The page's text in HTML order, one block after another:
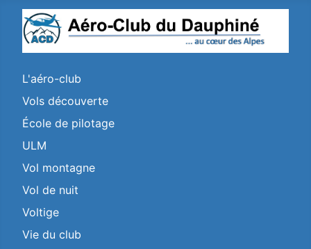
L'aéro-club
Vols découverte
École de pilotage
ULM
Vol montagne
Vol de nuit
Voltige
Vie du club